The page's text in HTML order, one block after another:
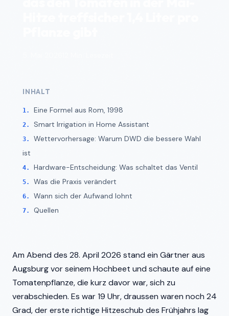
INHALT
Eine Formel aus Rom, 1998
Smart Irrigation in Home Assistant
Wettervorhersage: Warum DWD die bessere Wahl
ist
Hardware-Entscheidung: Was schaltet das Ventil
Was die Praxis verändert
Wann sich der Aufwand lohnt
Quellen
Am Abend des 28. April 2026 stand ein Gärtner aus
Augsburg vor seinem Hochbeet und schaute auf eine
Tomatenpflanze, die kurz davor war, sich zu
verabschieden. Es war 19 Uhr, draussen waren noch 24
Grad, der erste richtige Hitzeschub des Frühjahrs lag